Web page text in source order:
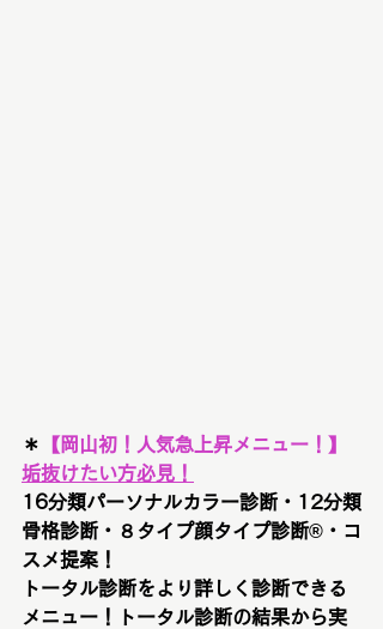
＊ 【 岡山初！人気急上昇メニュー！ 】
垢抜けたい方必見！
16分類パーソナルカラー診断・12分類
骨格診断・８タイプ顔タイプ診断®︎・コ
スメ提案！
トータル診断をより詳しく診断できる
メニュー！トータル診断の結果から実